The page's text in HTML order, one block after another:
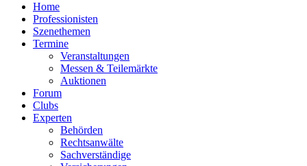
Home
Professionisten
Szenethemen
Termine
Veranstaltungen
Messen & Teilemärkte
Auktionen
Forum
Clubs
Experten
Behörden
Rechtsanwälte
Sachverständige